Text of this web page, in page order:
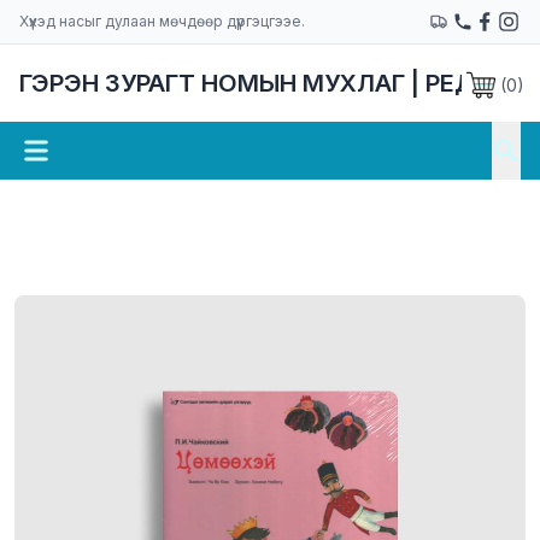
Хүүхэд насыг дулаан мөчдөөр дүүргэцгээе.
ГЭРЭН ЗУРАГТ НОМЫН МУХЛАГ | РЕДАКЦ
(0)